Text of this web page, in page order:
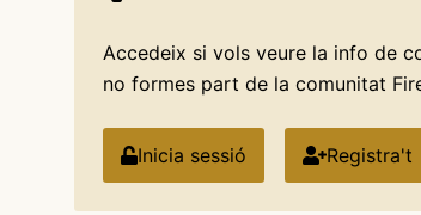
Accedeix si vols veure la info de
no formes part de la comunitat
Inicia sessió Registra't